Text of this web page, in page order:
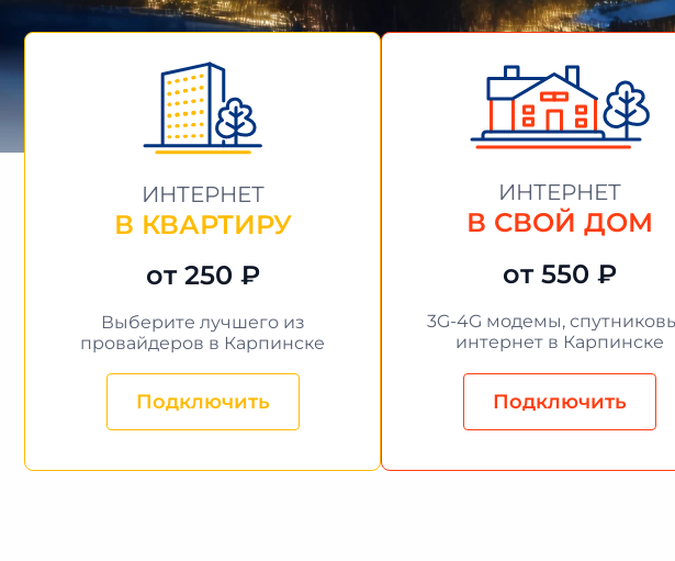
ИНТЕРНЕТ
В КВАРТИРУ
от 250 ₽
Выберите лучшего из
провайдеров в Карпинске
Подключить
ИНТЕРНЕТ
В СВОЙ ДОМ
от 550 ₽
3G-4G модемы,
интернет в Карпинске
Подключить